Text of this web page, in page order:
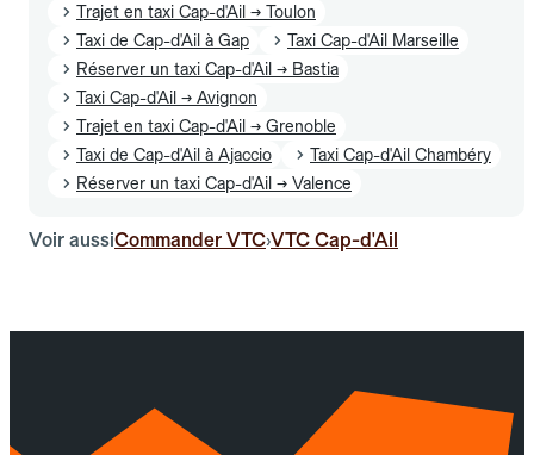
Trajet en taxi Cap-d'Ail → Toulon
Taxi de Cap-d'Ail à Gap
Taxi Cap-d'Ail Marseille
Réserver un taxi Cap-d'Ail → Bastia
Taxi Cap-d'Ail → Avignon
Trajet en taxi Cap-d'Ail → Grenoble
Taxi de Cap-d'Ail à Ajaccio
Taxi Cap-d'Ail Chambéry
Réserver un taxi Cap-d'Ail → Valence
Voir aussiCommander VTC›VTC Cap-d'Ail